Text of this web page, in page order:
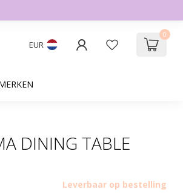
EUR
0
DINING TABLE
Leverbaar op bestelling